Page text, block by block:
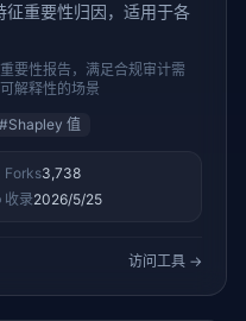
征重要性归因，适用于各
要性报告，满足合规审计需
解释性的场景
#Shapley 值
Forks3,738
收录2026/5/25
访问工具 →